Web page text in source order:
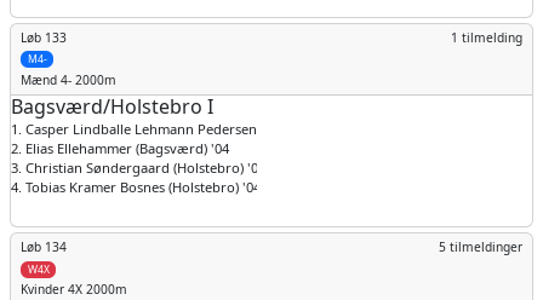
Løb 133 1 tilmelding
M4-
Mænd 4- 2000m
Bagsværd/Holstebro I
1. Casper Lindballe Lehmann Pedersen (Holstebro) '01
2. Elias Ellehammer (Bagsværd) '04
3. Christian Søndergaard (Holstebro) '04
4. Tobias Kramer Bosnes (Holstebro) '04
Løb 134 5 tilmeldinger
W4X
Kvinder 4X 2000m